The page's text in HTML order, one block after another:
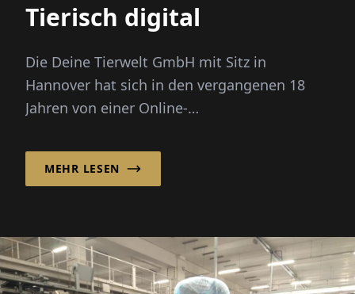
Tierisch digital
Die Deine Tierwelt GmbH mit Sitz in
Hannover hat sich in den vergangenen 18
Jahren von einer Online-
führenden Communi...
MEHR LESEN